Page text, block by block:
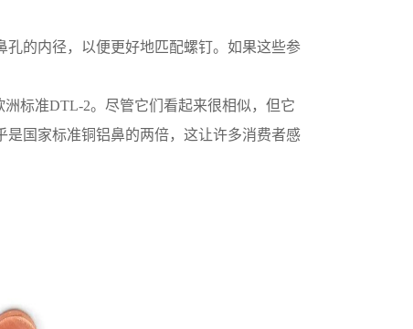
的内径，以便更好地匹配螺钉。如果这些参
标准DTL-2。尽管它们看起来很相似，但它
国家标准铜铝鼻的两倍，这让许多消费者感